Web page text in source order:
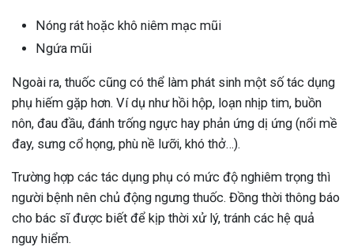
Nóng rát hoặc khô niêm mạc mũi
Ngứa mũi
Ngoài ra, thuốc cũng có thể làm phát sinh một số tác dụng
phụ hiếm gặp hơn. Ví dụ như hồi hộp, loạn nhịp tim, buồn
nôn, đau đầu, đánh trống ngực hay phản ứng dị ứng (nổi mề
đay, sưng cổ họng, phù nề lưỡi, khó thở…).
Trường hợp các tác dụng phụ có mức độ nghiêm trọng thì
người bệnh nên chủ động ngưng thuốc. Đồng thời thông báo
cho bác sĩ được biết để kịp thời xử lý, tránh các hệ quả
nguy hiểm.